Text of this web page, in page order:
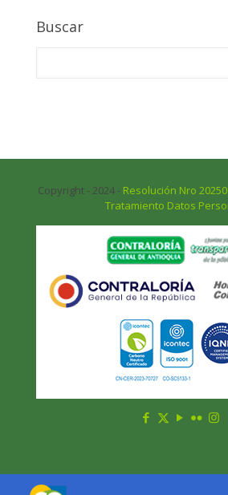
Buscar
Copyright - 2024 - Resolución Nro
Tratamiento Datos